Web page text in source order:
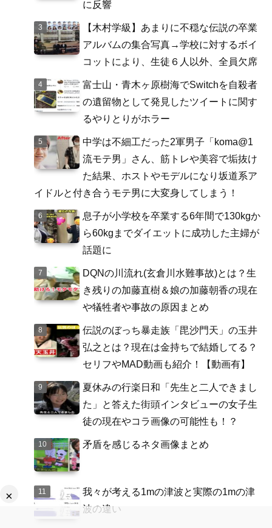
×
に反響
【木村学級】あまりに不穏な伝説の卒業
アルバムの集合写真→学校に対するボイ
コットにより、生徒６人以外、全員欠席
富士山・青木ヶ原樹海でSwitchを自殺者
の遺留物として発見したツイートに関す
るやりとりがホラー
中学は不細工だった2軍男子「koma@1
流モテ男」さん、筋トレや美容で垢抜け
た結果、ホストやモデルになり坂道系ア
イドルと付き合うモテ男に大変身してしまう！
息子が小学校を卒業する6年間で130kgか
ら60kgまでダイエットに成功した主婦が
話題に
DQNの川流れ(玄倉川水難事故)とは？生
き残りの加藤直樹＆娘の加藤朝香の現在
や犠牲者や事故の原因まとめ
伝説のぼっち暴走族「毘沙門天」の玉井
弘之とは？現在は金持ちで結婚してる？
セリフやMAD動画も紹介！【動画有】
夏休みの行楽日和「先生と二人できまし
た」と答えた街頭インタビューの女子生
徒の現在やコラ画像の可能性も！？
矛盾を感じるネタ画像まとめ
我々が考える1mの津波と実際の1mの津
波の違い